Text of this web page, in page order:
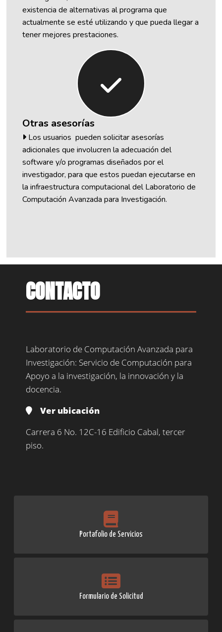
existencia de alternativas al programa que
actualmente se esté utilizando y que pueda llegar a
tener mejores prestaciones.
Otras asesorías
Los usuarios pueden solicitar asesorías
adicionales que involucren la adecuación del
software y/o programas diseñados por el
investigador, para que estos puedan ejecutarse en
la infraestructura computacional del Laboratorio de
Computación Avanzada para Investigación.
CONTACTO
Laboratorio de Computación Avanzada para
Investigación: Servicio de Computación para
Apoyo a la investigación, la innovación y la
docencia.
Ver ubicación
Carrera 6 No. 12C-16 Edificio Cabal, tercer
piso.
Portafolio de Servicios
Formulario de Solicitud